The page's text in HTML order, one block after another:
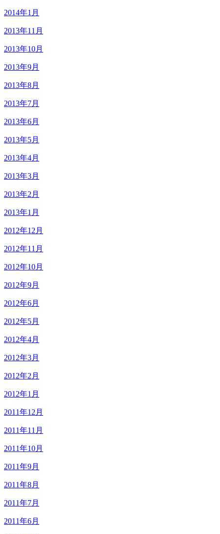
2014年1月
2013年11月
2013年10月
2013年9月
2013年8月
2013年7月
2013年6月
2013年5月
2013年4月
2013年3月
2013年2月
2013年1月
2012年12月
2012年11月
2012年10月
2012年9月
2012年6月
2012年5月
2012年4月
2012年3月
2012年2月
2012年1月
2011年12月
2011年11月
2011年10月
2011年9月
2011年8月
2011年7月
2011年6月